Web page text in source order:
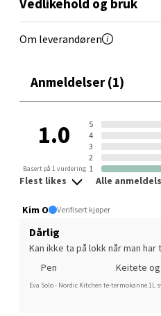
Vedlikehold og bruk
Om leverandøren
Anmeldelser (1)
1.0
Basert på 1 vurdering
5
4
3
2
1
Flest likes Alle
Kim O Verifisert kjøper
Dårlig
Kan ikke ta på lokk når man
Pen
Keitete
Eva Solo - Nordic Kitchen te-termokanne 1L
Rana
Fridtjof Nansensgate 22,
0 i butikk
Ålesund - Thon
Åpent i dag 10-20